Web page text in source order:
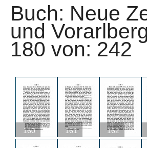
Buch: Neue
und
180 von:
160 161 162